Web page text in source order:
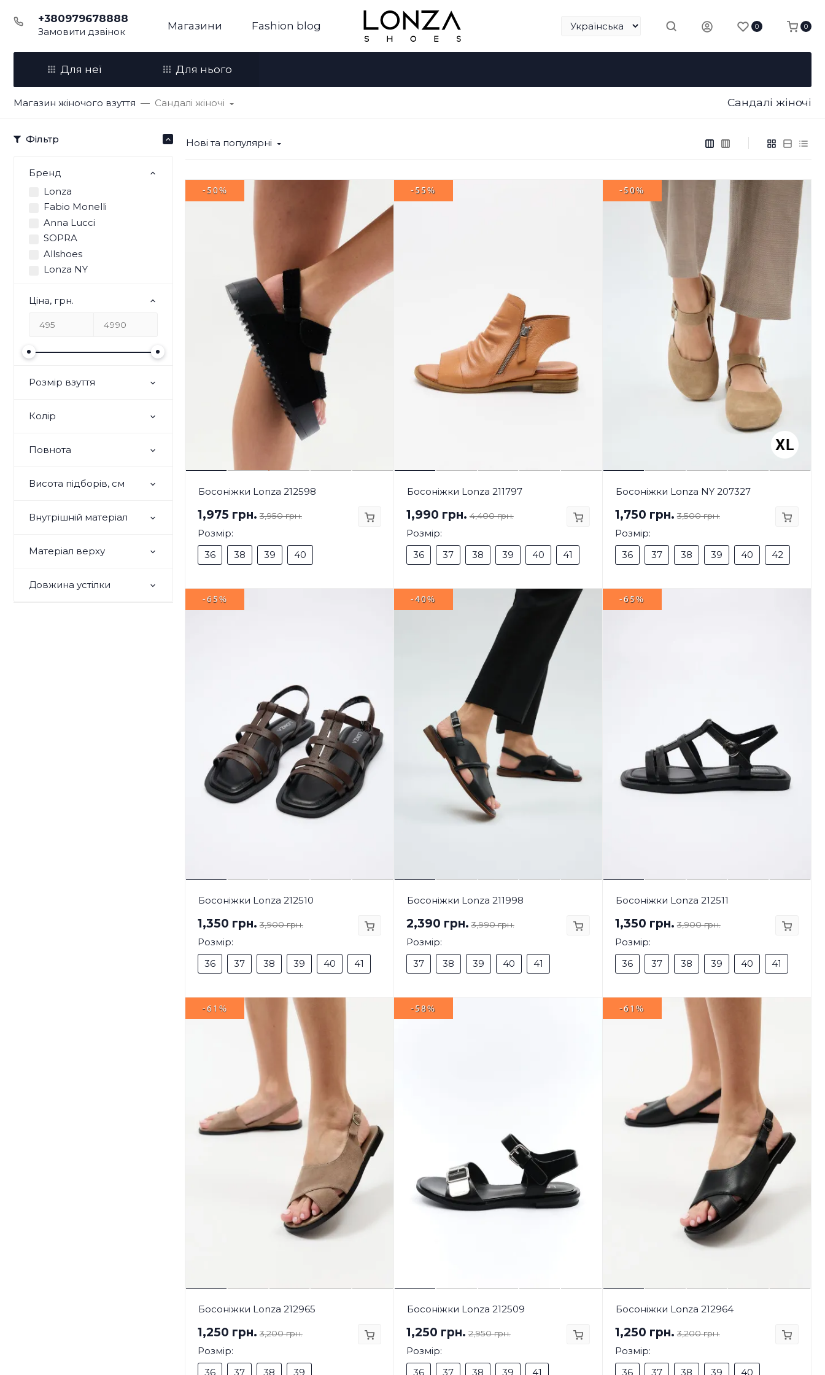
+380979678888
Замовити дзвінок Магазини Fashion blog 0 0
Для неї Для нього
Магазин жіночого взуття Сандалі жіночі Сандалі жіночі
Фільтр
Бренд
Lonza
Fabio Monelli
Anna Lucci
SOPRA
Allshoes
Lonza NY
Ціна, грн.
Розмір взуття
Колір
Повнота
Висота підборів, см
Внутрішній матеріал
Матеріал верху
Довжина устілки
Нові та популярні
-50%
Босоніжки Lonza 212598
1,975 грн. 3,950 грн.
Розмір:
36
38 39 40
-55%
Босоніжки Lonza 211797
1,990 грн. 4,400 грн.
Розмір:
36
37 38 39 40 41
-50%
Босоніжки Lonza NY 207327
1,750 грн. 3,500 грн.
Розмір:
36
37 38 39 40 42
-65%
Босоніжки Lonza 212510
1,350 грн. 3,900 грн.
Розмір:
36
37 38 39 40 41
-40%
Босоніжки Lonza 211998
2,390 грн. 3,990 грн.
Розмір:
37
38 39 40 41
-65%
Босоніжки Lonza 212511
1,350 грн. 3,900 грн.
Розмір:
36
37 38 39 40 41
-61%
Босоніжки Lonza 212965
1,250 грн. 3,200 грн.
Розмір:
36
37 38 39
-58%
Босоніжки Lonza 212509
1,250 грн. 2,950 грн.
Розмір:
36
37 38 39 41
-61%
Босоніжки Lonza 212964
1,250 грн. 3,200 грн.
Розмір:
36
37 38 39 40